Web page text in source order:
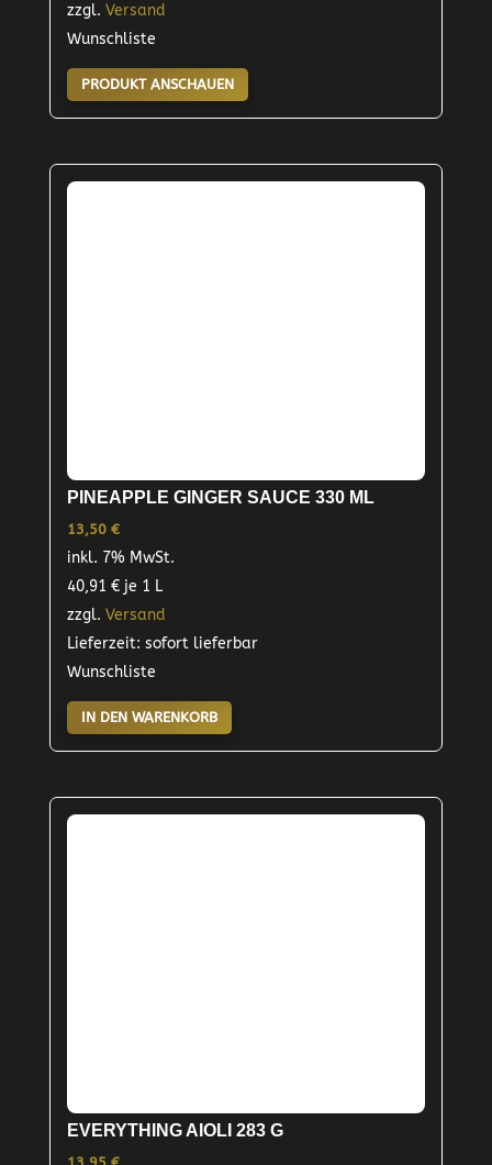
zzgl. Versand
Wunschliste
PRODUKT ANSCHAUEN
PINEAPPLE GINGER SAUCE 330 ML
13,50 €
inkl. 7% MwSt.
40,91 €je 1 L
zzgl. Versand
Lieferzeit: sofort lieferbar
Wunschliste
IN DEN WARENKORB
EVERYTHING AIOLI 283 G